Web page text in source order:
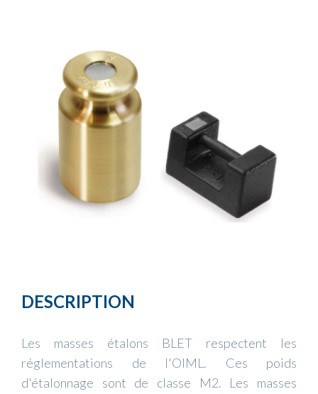
DESCRIPTION
Les masses étalons BLET respectent les
réglementations de l'OIML. Ces poids
d'étalonnage sont de classe M2. Les masses